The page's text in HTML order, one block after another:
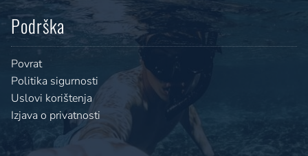
Podrška
Povrat
Politika sigurnosti
Uslovi korištenja
Izjava o privatnosti